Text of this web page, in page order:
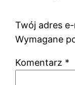
Twój adres
Wymagane
Komentarz *